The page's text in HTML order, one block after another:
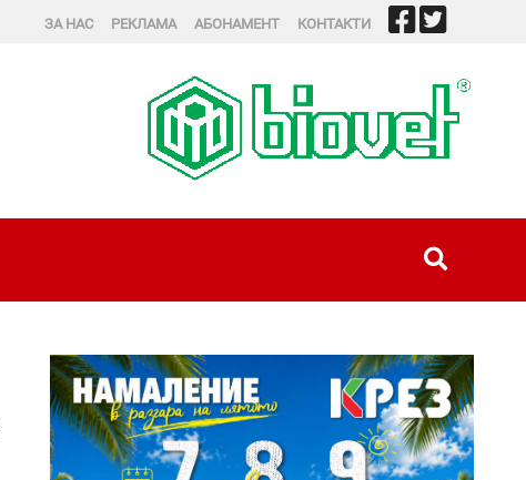
ЗА НАС РЕКЛАМА АБОНАМЕНТ КОНТАКТИ